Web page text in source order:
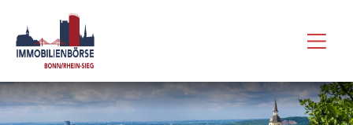
Inhalt
springen